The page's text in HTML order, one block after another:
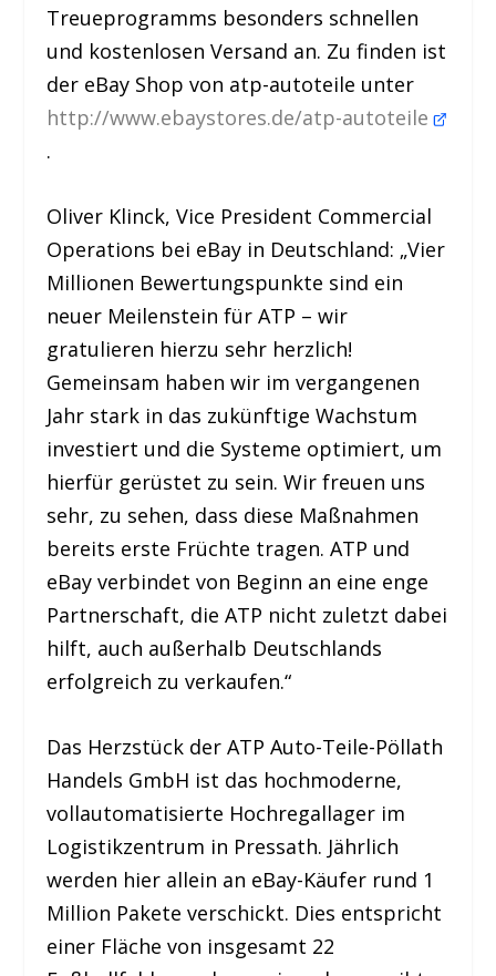
Treueprogramms besonders schnellen
und kostenlosen Versand an. Zu finden ist
der eBay Shop von atp-autoteile unter
http://www.ebaystores.de/atp-autoteile
.
Oliver Klinck, Vice President Commercial
Operations bei eBay in Deutschland: „Vier
Millionen Bewertungspunkte sind ein
neuer Meilenstein für ATP – wir
gratulieren hierzu sehr herzlich!
Gemeinsam haben wir im vergangenen
Jahr stark in das zukünftige Wachstum
investiert und die Systeme optimiert, um
hierfür gerüstet zu sein. Wir freuen uns
sehr, zu sehen, dass diese Maßnahmen
bereits erste Früchte tragen. ATP und
eBay verbindet von Beginn an eine enge
Partnerschaft, die ATP nicht zuletzt dabei
hilft, auch außerhalb Deutschlands
erfolgreich zu verkaufen.“
Das Herzstück der ATP Auto-Teile-Pöllath
Handels GmbH ist das hochmoderne,
vollautomatisierte Hochregallager im
Logistikzentrum in Pressath. Jährlich
werden hier allein an eBay-Käufer rund 1
Million Pakete verschickt. Dies entspricht
einer Fläche von insgesamt 22